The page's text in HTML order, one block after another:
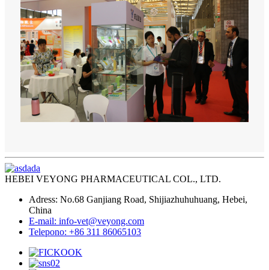
HEBEI VEYONG PHARMACEUTICAL COL., LTD.
Adress: No.68 Ganjiang Road, Shijiazhuhuhuang, Hebei,
China
E-mail: info-vet@veyong.com
Telepono: +86 311 86065103